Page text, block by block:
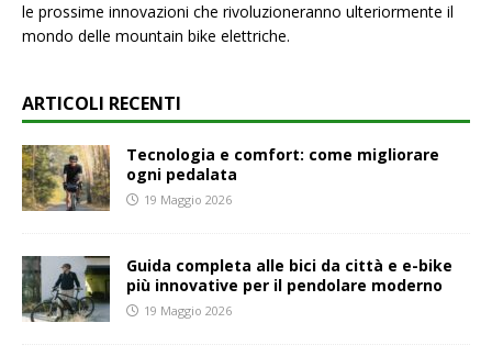
le prossime innovazioni che rivoluzioneranno ulteriormente il
mondo delle mountain bike elettriche.
ARTICOLI RECENTI
Tecnologia e comfort: come migliorare
ogni pedalata
19 Maggio 2026
Guida completa alle bici da città e e-bike
più innovative per il pendolare moderno
19 Maggio 2026